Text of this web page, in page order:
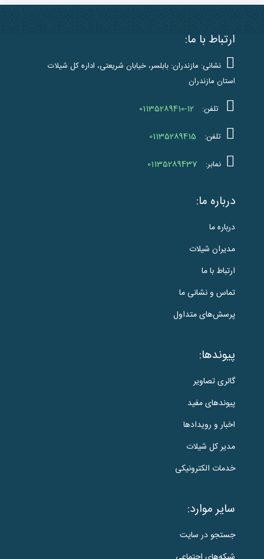
ارتباط با ما:
نشانی: مازندران: بابلسر، خیابان شریعتی، اداره کل شیلات
استان مازندران
تلفن: 01135289410-12
تلفن: 01135289415
نمابر: 01135289437
درباره ما:
درباره ما
مدیران شیلات
ارتباط با ما
تماس و نشانی ما
پرسش‌های متداول
پیوندها:
گالری تصاویر
پیوندهای مفید
اخبار و رویدادها
مدیر کل شیلات
خدمات الکترونیکی
سایر موارد:
جستجو در سایت